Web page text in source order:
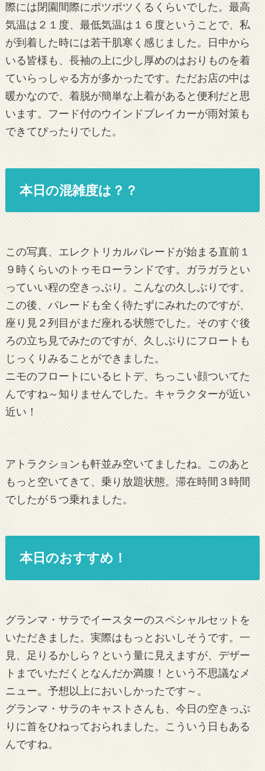
際には閉園間際にポツポツくるくらいでした。最高
気温は２１度、最低気温は１６度ということで、私
が到着した時には若干肌寒く感じました。日中から
いる皆様も、長袖の上に少し厚めのはおりものを着
ていらっしゃる方が多かったです。ただお店の中は
暖かなので、着脱が簡単な上着があると便利だと思
います。フード付のウインドブレイカーが雨対策も
できてぴったりでした。
本日の混雑度は？？
この写真、エレクトリカルパレードが始まる直前１
９時くらいのトゥモローランドです。ガラガラとい
っていい程の空きっぷり。こんなの久しぶりです。
この後、パレードも全く待たずにみれたのですが、
座り見２列目がまだ座れる状態でした。そのすぐ後
ろの立ち見でみたのですが、久しぶりにフロートも
じっくりみることができました。
ニモのフロートにいるヒトデ、ちっこい顔ついてた
んですね～知りませんでした。キャラクターが近い
近い！
アトラクションも軒並み空いてましたね。このあと
もっと空いてきて、乗り放題状態。滞在時間３時間
でしたが５つ乗れました。
本日のおすすめ！
グランマ・サラでイースターのスペシャルセットを
いただきました。実際はもっとおいしそうです。一
見、足りるかしら？という量に見えますが、デザー
トまでいただくとなんだか満腹！という不思議なメ
ニュー。予想以上においしかったです～。
グランマ・サラのキャストさんも、今日の空きっぷ
りに首をひねっておられました。こういう日もある
んですね。